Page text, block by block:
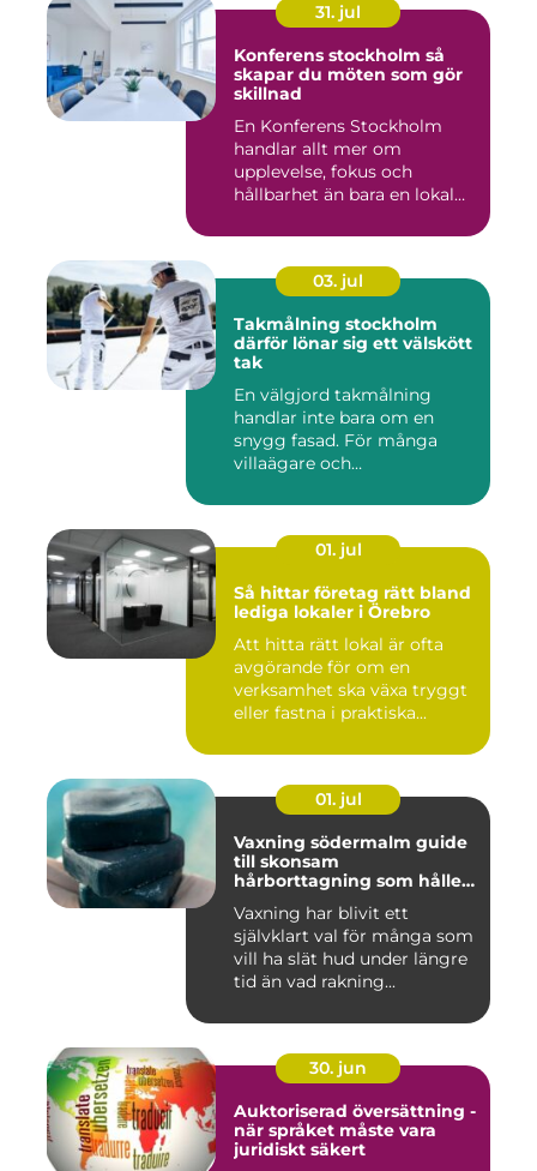
31. jul
Konferens stockholm så
skapar du möten som gör
skillnad
En Konferens Stockholm
handlar allt mer om
upplevelse, fokus och
hållbarhet än bara en lokal
03. jul
Takmålning stockholm
därför lönar sig ett välskött
tak
En välgjord takmålning
handlar inte bara om en
snygg fasad. För många
villaägare och
01. jul
Så hittar företag rätt bland
lediga lokaler i Örebro
Att hitta rätt lokal är ofta
avgörande för om en
verksamhet ska växa tryggt
eller fastna i praktiska...
01. jul
Vaxning södermalm guide
till skonsam
hårborttagning som håller
Vaxning har blivit ett
självklart val för många som
vill ha slät hud under längre
tid än vad rakning...
30. jun
Auktoriserad översättning -
när språket måste vara
juridiskt säkert